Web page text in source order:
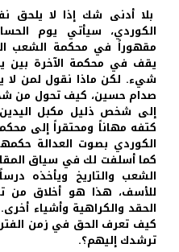
بلا أدنى شك إذا لا يلحق
الكوردي، سيأتي يوم
مقهوراً في محكمة الشعب
يقف في محكمة الآخرة بين
شيء. لكن ماذا نقول لمن لا
صدام حسين، كيف تحول من
إلى شخص ذليل مكبل
كتفه مهاناً ومحتقراً إلى
الكوردي بصوت العدالة
كما أسلفت لك في سياق
الشعب والتاريخ ويأخذه
للأسف، هذا هو أخلاق من
الحقد والكراهية وأشياء
كيف تعرف الحق في زمن
ترشدك إليهم؟.